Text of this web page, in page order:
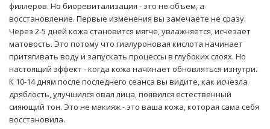
филлеров. Но биоревитализация - это не объем, а
восстановление. Первые изменения вы замечаете не сразу.
Через 2-5 дней кожа становится мягче, увлажняется, исчезает
матовость. Это потому что гиалуроновая кислота начинает
притягивать воду и запускать процессы в глубоких слоях. Но
настоящий эффект - когда кожа начинает обновляться изнутри.
К 10-14 дням после последнего сеанса вы видите, как исчезла
дряблость, улучшился овал лица, появился естественный
сияющий тон. Это не макияж - это ваша кожа, которая сама себя
восстановила.